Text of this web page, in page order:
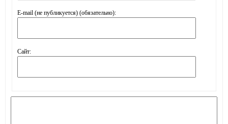
E-mail (не публикуется) (обязательно):
Сайт: